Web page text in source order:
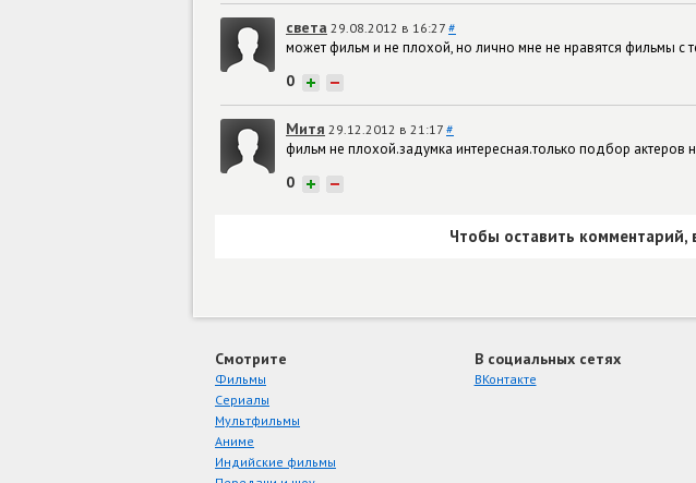
света 29.08.2012 в 16:27 #
может фильм и не плохой, но лично мне не нравятся фильмы с
0 + −
Митя 29.12.2012 в 21:17 #
фильм не плохой.задумка интересная.только подбор актеров
0 + −
Чтобы оставить комментарий,
Смотрите
Фильмы
Сериалы
Мультфильмы
Аниме
Индийские фильмы
В социальных сетях
ВКонтакте